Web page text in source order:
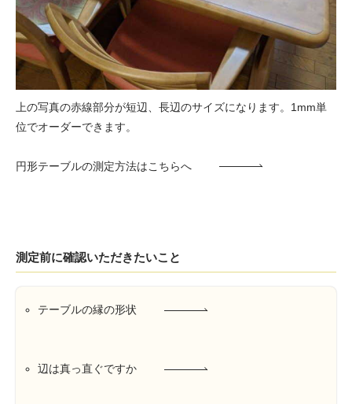
上の写真の赤線部分が短辺、長辺のサイズになります。1mm単
位でオーダーできます。
円形テーブルの測定方法はこちらへ
測定前に確認いただきたいこと
テーブルの縁の形状
辺は真っ直ぐですか